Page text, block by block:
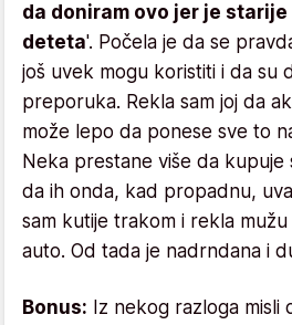
da doniram ovo jer je starije
deteta'. Počela je da se
još uvek mogu koristiti i da su
preporuka. Rekla sam joj da
može lepo da ponese sve to
Neka prestane više da kupuje
da ih onda, kad propadnu,
sam kutije trakom i rekla
auto. Od tada je nadrndana i
Bonus: Iz nekog razloga